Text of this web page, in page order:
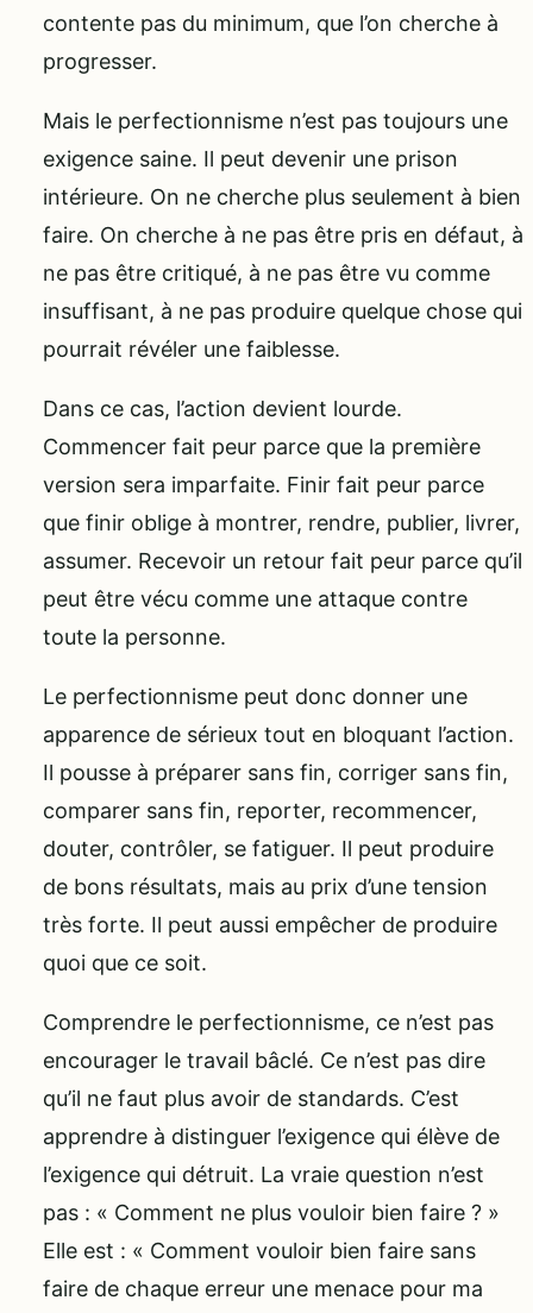
contente pas du minimum, que l’on cherche à
progresser.
Mais le perfectionnisme n’est pas toujours une
exigence saine. Il peut devenir une prison
intérieure. On ne cherche plus seulement à bien
faire. On cherche à ne pas être pris en défaut, à
ne pas être critiqué, à ne pas être vu comme
insuffisant, à ne pas produire quelque chose qui
pourrait révéler une faiblesse.
Dans ce cas, l’action devient lourde.
Commencer fait peur parce que la première
version sera imparfaite. Finir fait peur parce
que finir oblige à montrer, rendre, publier, livrer,
assumer. Recevoir un retour fait peur parce qu’il
peut être vécu comme une attaque contre
toute la personne.
Le perfectionnisme peut donc donner une
apparence de sérieux tout en bloquant l’action.
Il pousse à préparer sans fin, corriger sans fin,
comparer sans fin, reporter, recommencer,
douter, contrôler, se fatiguer. Il peut produire
de bons résultats, mais au prix d’une tension
très forte. Il peut aussi empêcher de produire
quoi que ce soit.
Comprendre le perfectionnisme, ce n’est pas
encourager le travail bâclé. Ce n’est pas dire
qu’il ne faut plus avoir de standards. C’est
apprendre à distinguer l’exigence qui élève de
l’exigence qui détruit. La vraie question n’est
pas : « Comment ne plus vouloir bien faire ? »
Elle est : « Comment vouloir bien faire sans
faire de chaque erreur une menace pour ma